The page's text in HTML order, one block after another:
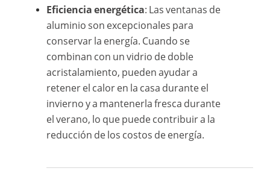
Eficiencia energética: Las ventanas de
aluminio son excepcionales para
conservar la energía. Cuando se
combinan con un vidrio de doble
acristalamiento, pueden ayudar a
retener el calor en la casa durante el
invierno y a mantenerla fresca durante
el verano, lo que puede contribuir a la
reducción de los costos de energía.